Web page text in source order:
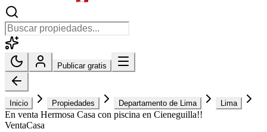
Publicar gratis
Inicio Propiedades Departamento de Lima Lima
En venta Hermosa Casa con piscina en Cieneguilla!!
VentaCasa